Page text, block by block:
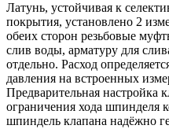
Латунь, устойчивая к
покрытия, установлено 2
обеих сторон резьбовые
слив воды, арматуру для
отдельно. Расход
давления на встроенных
Предварительная настройка
ограничения хода
шпиндель клапана надёжно